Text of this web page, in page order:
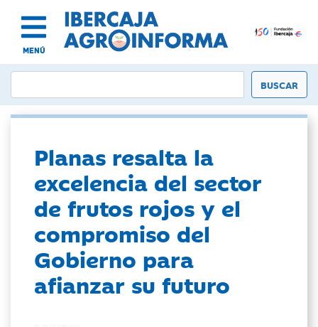
MENÚ
Planas resalta la
excelencia del sector
de frutos rojos y el
compromiso del
Gobierno para
afianzar su futuro